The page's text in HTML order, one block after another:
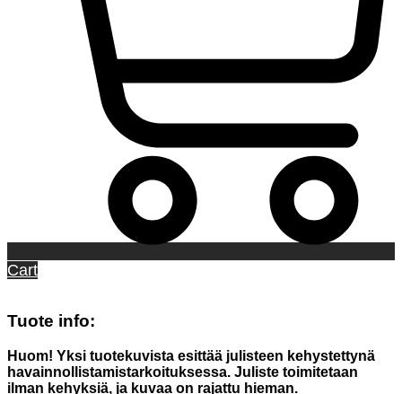
Cart
Tuote info:
Huom! Yksi tuotekuvista esittää julisteen kehystettynä
havainnollistamistarkoituksessa. Juliste toimitetaan
ilman kehyksiä, ja kuvaa on rajattu hieman.